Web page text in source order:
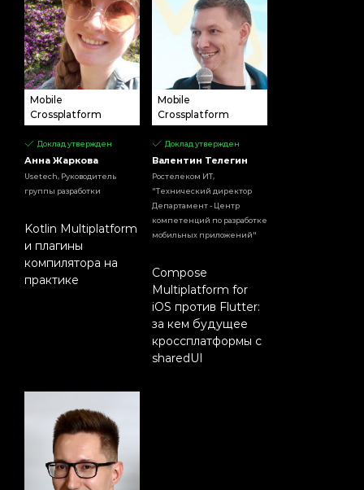
Mobile
Crossplatform
Доклад утвержден
Анна Жаркова
Usetech, Руководитель
группы разработки
Kotlin Multiplatform
и плагины
компилятора на
практике
Mobile
Crossplatform
Доклад утвержден
Валентин Телегин
Ростелеком ИТ,
"Технический директор
Департамент - Центр
компетенций по разработке
мобильных приложений"
Compose
Multiplatform for
iOS против Flutter:
за кем будущее
кроссплатформы с
sharedUI